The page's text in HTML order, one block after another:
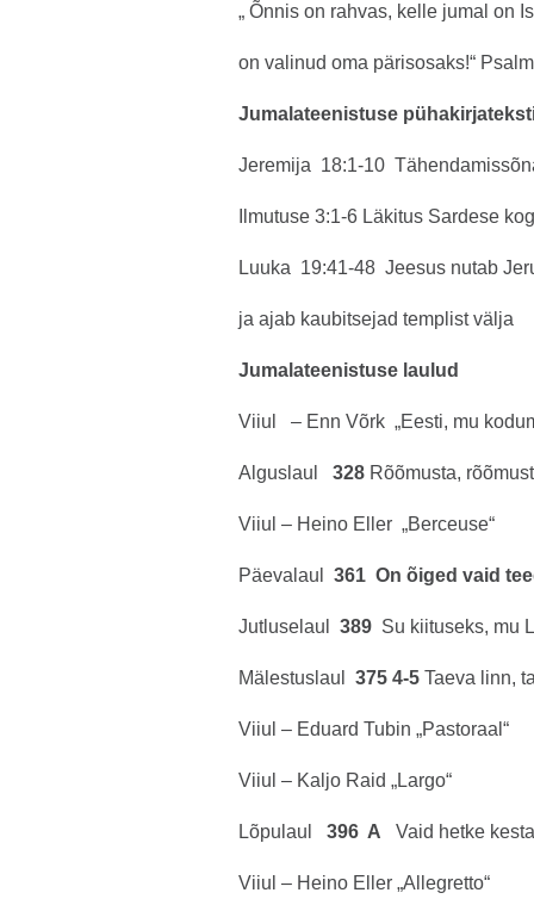
„ Õnnis on rahvas, kelle jumal on
on valinud oma pärisosaks!“
Jumalateenistuse
Jeremija 18:1-10
Ilmutuse 3:1-6 Läkitus Sardese
Luuka 19:41-48 Jeesus nutab
ja ajab kaubitsejad templist välja
Jumalateenistuse laulud
Viiul – Enn Võrk „Eesti, mu
Alguslaul 328 Rõõmusta,
Viiul – Heino Eller „Berceuse“
Päevalaul 361 On õiged vaid
Jutluselaul 389 Su kiituseks, mu
Mälestuslaul 375 4-5 Taeva linn,
Viiul – Eduard Tubin „Pastoraal“
Viiul – Kaljo Raid „Largo“
Lõpulaul 396 A Vaid hetke
Viiul – Heino Eller „Allegretto“